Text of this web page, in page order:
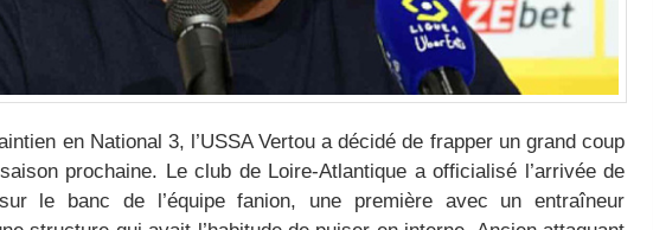
en National 3, l’USSA Vertou a décidé de frapper un grand coup
prochaine. Le club de Loire-Atlantique a officialisé l’arrivée de
le banc de l’équipe fanion, une première avec un entraîneur